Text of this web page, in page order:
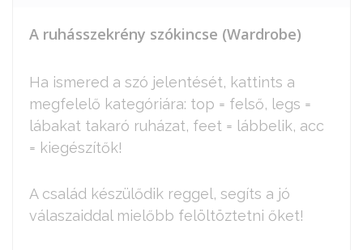
A ruhásszekrény szókincse (Wardrobe)
Ha ismered a szó jelentését, kattints a
megfelelő kategóriára: top = felső, legs =
lábakat takaró ruházat, feet = lábbelik, acc
= kiegészítők!
A család készülődik reggel, segíts a jó
válaszaiddal mielőbb felöltöztetni őket!